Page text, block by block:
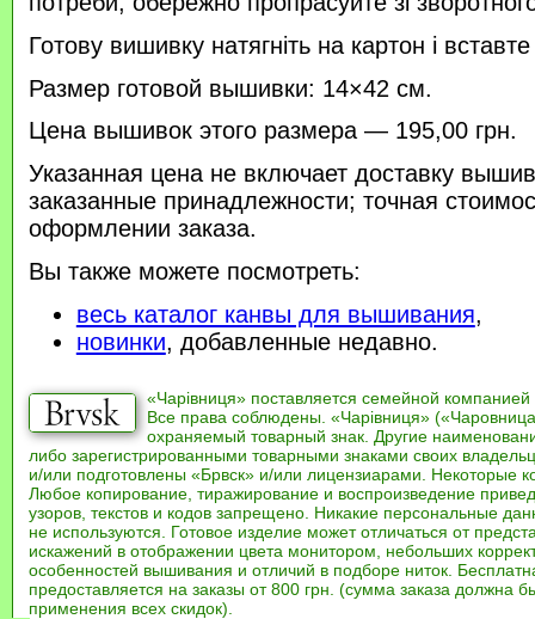
Готову вишивку натягніть на картон і
Размер готовой вышивки: 14×42 см.
Цена вышивок этого размера — 195,00 грн.
Указанная цена не включает доставку
заказанные принадлежности; точная
оформлении заказа.
Вы также можете посмотреть:
весь каталог канвы для вышивания,
новинки, добавленные недавно.
«Чарівниця» поставляется семейной компанией
Все права соблюдены. «Чарівниця»
охраняемый товарный знак. Другие
либо зарегистрированными товарными знаками своих
и/или подготовлены «Брвск» и/или лицензиарами. Некоторые
Любое копирование, тиражирование и воспроизведение
узоров, текстов и кодов запрещено. Никакие персональные
не используются. Готовое изделие может отличаться от
искажений в отображении цвета монитором, небольших
особенностей вышивания и отличий в подборе ниток.
предоставляется на заказы от 800 грн. (сумма заказа должна
применения всех скидок).